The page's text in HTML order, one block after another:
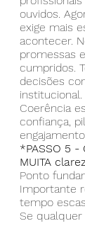
ouvidos.
exige mais
acontecer.
promessas
cumpridos.
decisões
institucional.
Coerência
confiança,
*PASSO 5
MUITA
Ponto
Importante
tempo
Se qualquer